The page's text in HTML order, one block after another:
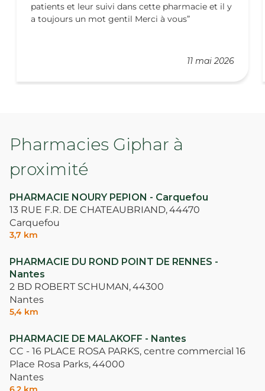
11 mai 2026
patients et leur suivi dans cette pharmacie et il y
a toujours un mot gentil Merci à vous
Pharmacies Giphar à
proximité
PHARMACIE NOURY PEPION - Carquefou
13 RUE F.R. DE CHATEAUBRIAND,44470
Carquefou
3,7 km
PHARMACIE DU ROND POINT DE RENNES -
Nantes
2 BD ROBERT SCHUMAN,44300
Nantes
5,4 km
PHARMACIE DE MALAKOFF - Nantes
CC - 16 PLACE ROSA PARKS, centre commercial 16
Place Rosa Parks,44000
Nantes